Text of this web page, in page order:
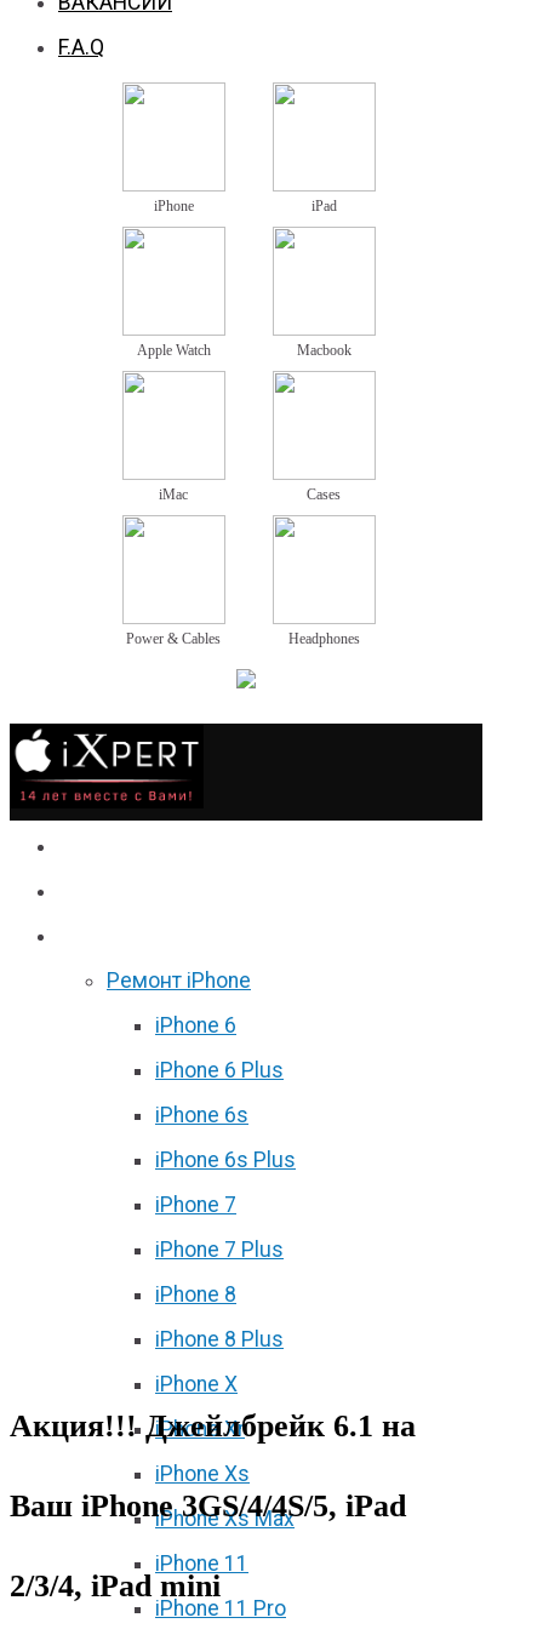
F.A.Q
iPhone iPad
Apple Watch Macbook
iMac Cases
Power & Cables Headphones
Ремонт iPhone
iPhone 6
iPhone 6 Plus
iPhone 6s
iPhone 6s Plus
iPhone 7
iPhone 7 Plus
iPhone 8
iPhone 8 Plus
iPhone X
iPhone Xr
iPhone Xs
iPhone Xs Max
iPhone 11
iPhone 11 Pro
Акция!!! Джейлбрейк 6.1 на
Ваш iPhone 3GS/4/4S/5, iPad
2/3/4, iPad mini